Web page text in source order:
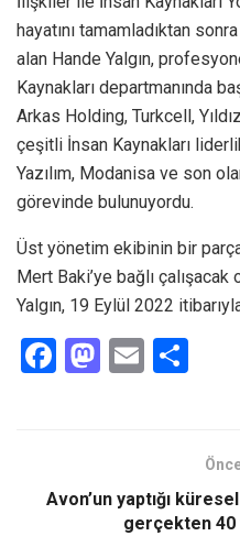
hayatını tamamladıktan
alan Hande Yalgın,
Kaynakları departmanında
Arkas Holding, Turkcell,
çeşitli İnsan Kaynakları
Yazılım, Modanisa ve son
görevinde bulunuyordu.
Üst yönetim ekibinin bir
Mert Baki’ye bağlı
Yalgın, 19 Eylül 2022
F
o
M
d
E
Avon’un yaptığı
gerçekten 40